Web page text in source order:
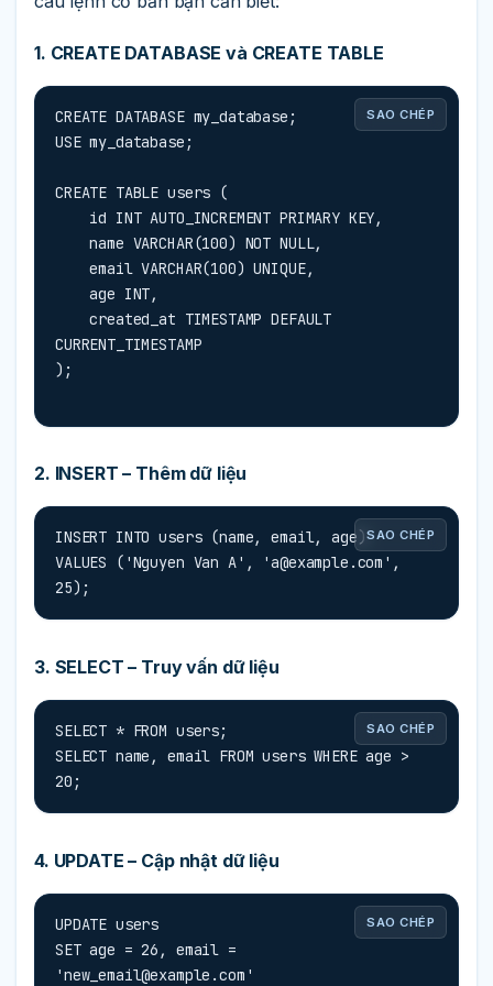
1. CREATE DATABASE và CREATE TABLE
SAO CHÉP
CREATE DATABASE my_database;
USE my_database;
CREATE TABLE users (
    name VARCHAR(100) NOT NULL,
    email VARCHAR(100) UNIQUE,
    age INT,
    created_at TIMESTAMP DEFAULT
CURRENT_TIMESTAMP
);
2. INSERT – Thêm dữ liệu
SAO CHÉP
INSERT INTO users (name, email, age)
VALUES ('Nguyen Van A', 'a@example.com ',
25);
3. SELECT – Truy vấn dữ liệu
SAO CHÉP
SELECT * FROM users;
SELECT name, email FROM users WHERE age >
20;
4. UPDATE – Cập nhật dữ liệu
SAO CHÉP
UPDATE users
SET age = 26, email =
'new_email@example.com '